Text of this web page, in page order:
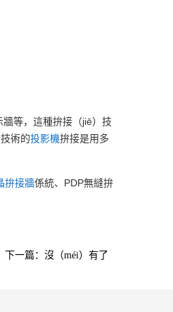
牆等，這種拚接（jiē）技
術的投影機拚接是用多
拚接牆係統、PDP無縫拚
下一篇：沒（méi）有了